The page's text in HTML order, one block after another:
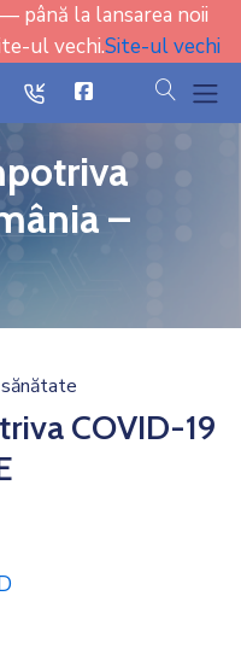
până la lansarea noii
ul vechi.Site-ul vechi
icon cauta
–
COVID-19